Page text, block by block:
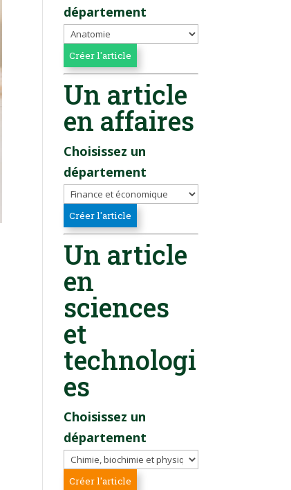
département
Un article
en affaires
Choisissez un
département
Un article
en
sciences
et
technologi
es
Choisissez un
département